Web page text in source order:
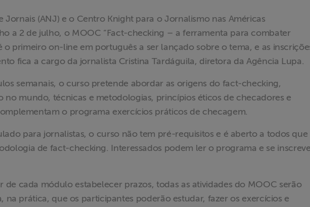
Jornais (ANJ) e o Centro Knight para o Jornalismo nas Américas
a 2 de julho, o MOOC “Fact-checking – a ferramenta para combater
o primeiro on-line em português a ser lançado sobre o tema, e as
fica a cargo da jornalista Cristina Tardáguila, diretora da Agência Lupa.
semanais, o curso pretende abordar as origens do fact-checking,
no mundo, técnicas e metodologias, princípios éticos de checadores e
o programa exercícios práticos de checagem.
para jornalistas, o curso não tem pré-requisitos e é aberto a todos que
de fact-checking. Interessados podem ler o programa e se
de cada módulo estabelecer prazos, todas as atividades do MOOC serão
na prática, que os participantes poderão estudar, fazer os exercícios e